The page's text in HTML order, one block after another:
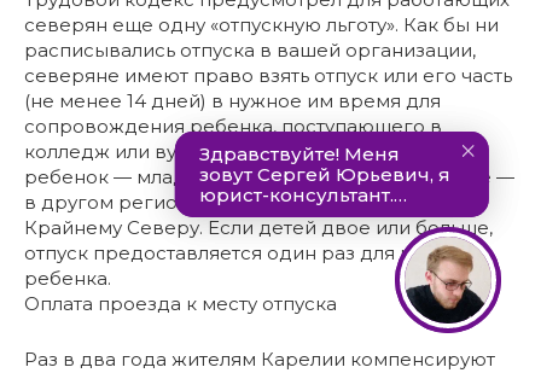
северян еще одну «отпускную льготу». Как бы ни
расписывались отпуска в вашей организации,
северяне имеют право взять отпуск или его часть
(не менее 14 дней) в нужное им время для
сопровождения ребенка, поступающего в
колледж или вуз. Правда, при условии, что
ребенок — младше 18 лет, а учебное заведение —
в другом регионе, не имеющем отношения к
Крайнему Северу. Если детей двое или больше,
отпуск предоставляется один раз для каждого
ребенка.
Оплата проезда к месту отпуска
Раз в два года жителям Карелии компенсируют